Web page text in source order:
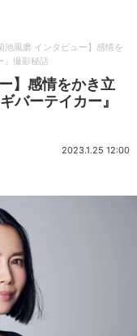
池風磨 インタビュー】感情を
』撮影秘話
】感情をかき立
バーテイカー』
2023.1.25 12:00